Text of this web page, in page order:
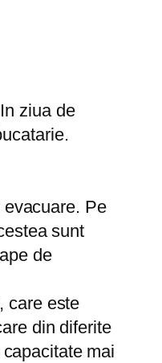
ziua de
Pe
sunt
de
care este
din diferite
mai